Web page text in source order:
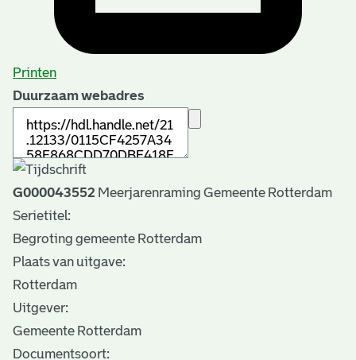
Printen
Duurzaam webadres
G000043552 Meerjarenraming Gemeente Rotterdam
Serietitel:
Begroting gemeente Rotterdam
Plaats van uitgave:
Rotterdam
Uitgever:
Gemeente Rotterdam
Documentsoort: